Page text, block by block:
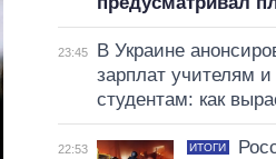
23:45
В Украине
зарплат учителям
студентам: как
22:53 ИТОГИ